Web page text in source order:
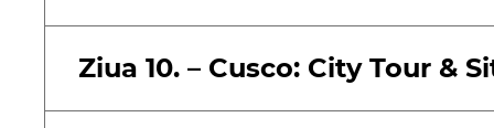
Ziua 10. – Cusco: City Tour &